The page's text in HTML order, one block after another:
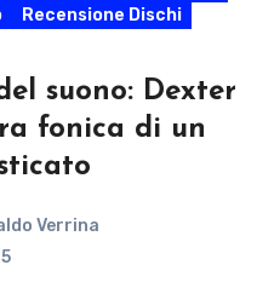
Recensione Dischi
suono: Dexter
fonica di un
Verrina